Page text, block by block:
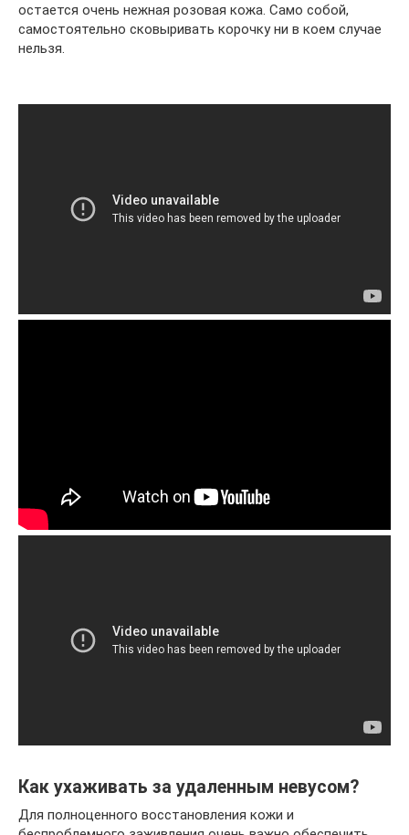
остается очень нежная розовая кожа. Само собой,
самостоятельно сковыривать корочку ни в коем случае
нельзя.
Как ухаживать за удаленным невусом?
Для полноценного восстановления кожи и